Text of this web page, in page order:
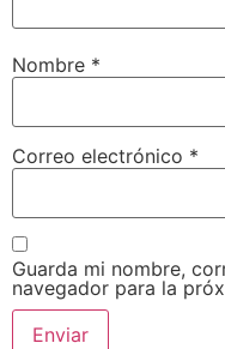
Nombre *
Correo electrónico *
Guarda mi nombre,
navegador para la